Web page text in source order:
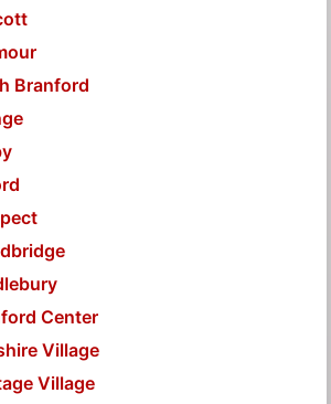
Branford
Center
Village
Village